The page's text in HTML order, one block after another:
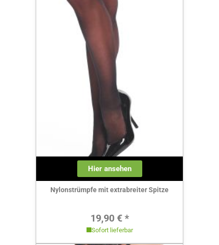
Hier ansehen
Nylonstrümpfe mit extrabreiter Spitze
Regulärer Preis:
19,90 € *
Sofort lieferbar